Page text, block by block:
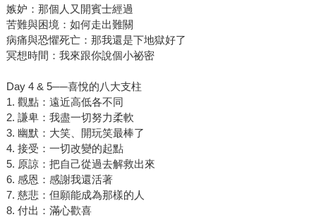
嫉妒：那個人又開賓士經過
苦難與困境：如何走出難關
病痛與恐懼死亡：那我還是下地獄好了
冥想時間：我來跟你說個小祕密
Day 4 & 5──喜悅的八大支柱
1. 觀點：遠近高低各不同
2. 謙卑：我盡一切努力柔軟
3. 幽默：大笑、開玩笑最棒了
4. 接受：一切改變的起點
5. 原諒：把自己從過去解救出來
6. 感恩：感謝我還活著
7. 慈悲：但願能成為那樣的人
8. 付出：滿心歡喜